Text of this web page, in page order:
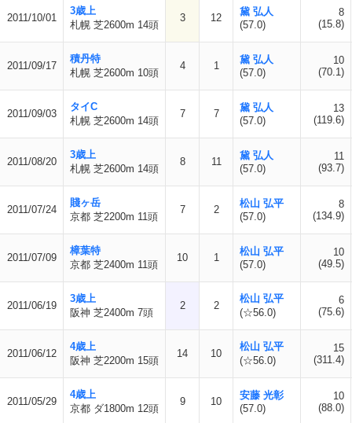
2011/10/01
3歳上
札幌 芝2600m 14頭
3 12
黛 弘人
(57.0)
8
(15.8)
2011/09/17
積丹特
札幌 芝2600m 10頭
4 1
黛 弘人
(57.0)
10
(70.1)
2011/09/03
タイC
札幌 芝2600m 14頭
7 7
黛 弘人
(57.0)
13
(119.6)
2011/08/20
3歳上
札幌 芝2600m 14頭
8 11
黛 弘人
(57.0)
11
(93.7)
2011/07/24
賤ヶ岳
京都 芝2200m 11頭
7 2
松山 弘平
(57.0)
8
(134.9)
2011/07/09
樟葉特
京都 芝2400m 11頭
10 1
松山 弘平
(57.0)
10
(49.5)
2011/06/19
3歳上
阪神 芝2400m 7頭
2 2
松山 弘平
(☆56.0)
6
(75.6)
2011/06/12
4歳上
阪神 芝2200m 15頭
14 10
松山 弘平
(☆56.0)
15
(311.4)
2011/05/29
4歳上
京都 ダ1800m 12頭
9 10
安藤 光彰
(57.0)
10
(88.0)